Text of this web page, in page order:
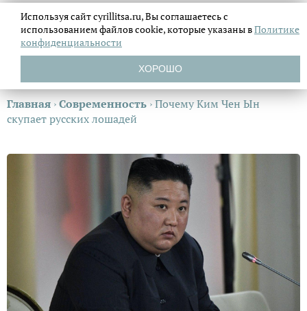
Главная ›Современность ›Почему Ким Чен Ын
скупает русских лошадей
Используя сайт cyrillitsa.ru, Вы соглашаетесь с
использованием файловcookie, которые указаны вПолитике
конфиденциальности
ХОРОШО